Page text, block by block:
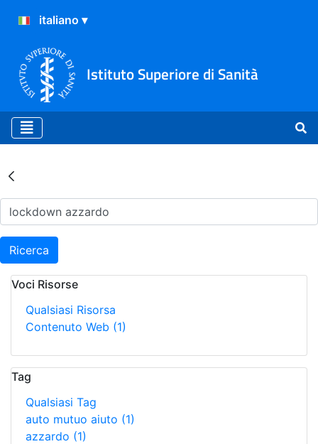
Istituto Superiore di Sanità
Risultati della Ricerca -
Ricerca
Voci Risorse
Qualsiasi Risorsa
Contenuto Web (1)
Tag
Qualsiasi Tag
auto mutuo aiuto (1)
azzardo (1)